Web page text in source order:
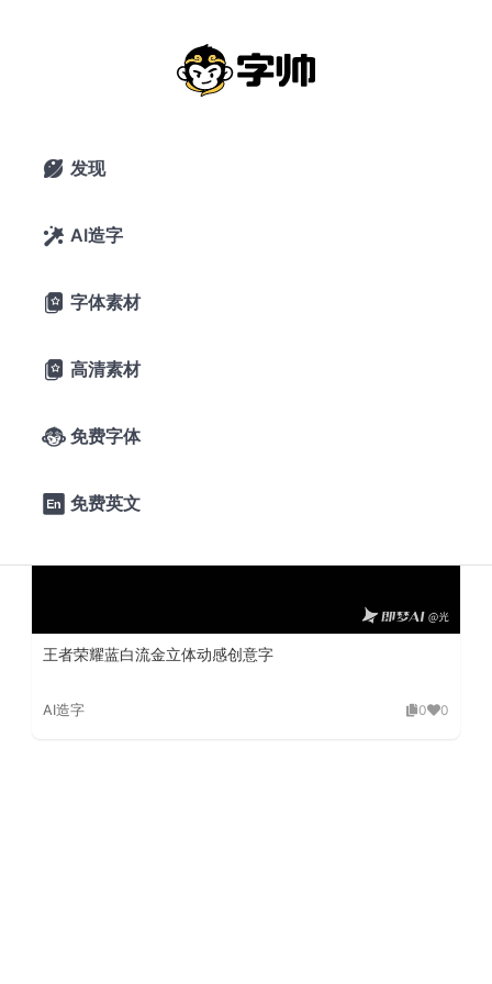
 发现
 AI造字
 字体素材
 高清素材
 免费字体
 免费英文
王者荣耀蓝白流金立体动感创意字
AI造字 0 0